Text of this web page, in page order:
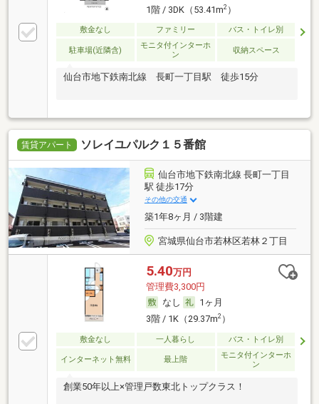
1階 / 3DK（53.41m2）
敷金なし ファミリー バス・トイレ別
駐車場(近隣含)
モニタ付インターホ
ン
収納スペース
仙台市地下鉄南北線 長町一丁目駅 徒歩15分
賃貸アパート ソレイユパルク１５番館
仙台市地下鉄南北線 長町一丁目
駅 徒歩17分
その他の交通
築1年8ヶ月 / 3階建
宮城県仙台市若林区若林２丁目
5.40万円
管理費3,300円
なし
1ヶ月
3階 / 1K（29.37m2）
敷金なし 一人暮らし バス・トイレ別
インターネット無料 最上階
モニタ付インターホ
ン
創業50年以上×管理戸数東北トップクラス！